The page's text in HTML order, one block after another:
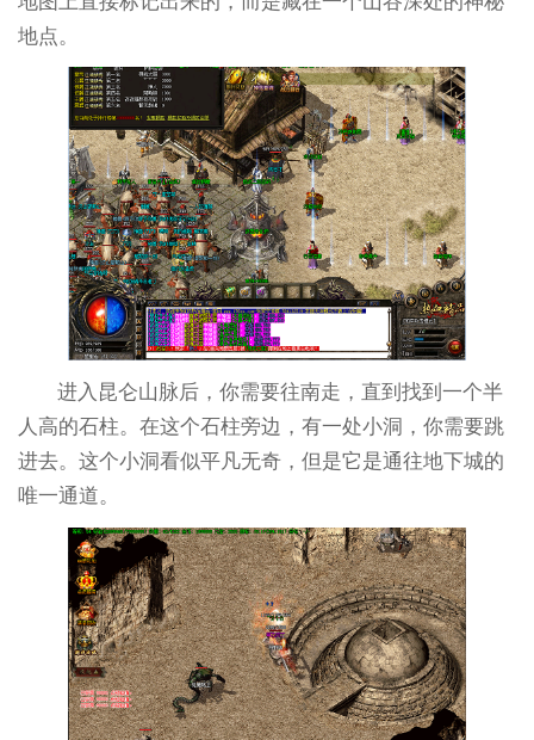
地点。
进入昆仑山脉后，你需要往南走，直到找到一个半
人高的石柱。在这个石柱旁边，有一处小洞，你需要跳
进去。这个小洞看似平凡无奇，但是它是通往地下城的
唯一通道。